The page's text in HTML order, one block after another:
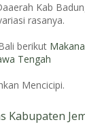
Kab
rasanya.
berikut
Tengah
Mencicipi.
Kabupaten